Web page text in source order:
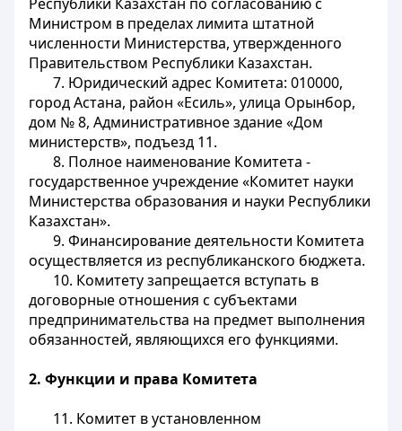
Министром в пределах лимита штатной
численности Министерства, утвержденного
Правительством Республики Казахстан.
7. Юридический адрес Комитета: 010000,
город Астана, район «Есиль», улица Орынбор,
дом № 8, Административное здание «Дом
министерств», подъезд 11.
8. Полное наименование Комитета -
государственное учреждение «Комитет науки
Министерства образования и науки Республики
Казахстан».
9. Финансирование деятельности Комитета
осуществляется из республиканского бюджета.
10. Комитету запрещается вступать в
договорные отношения с субъектами
предпринимательства на предмет выполнения
обязанностей, являющихся его функциями.
2. Функции и права Комитета
11. Комитет в установленном